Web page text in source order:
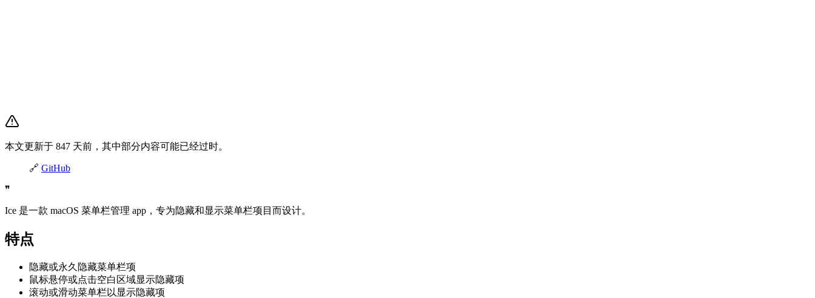
本文更新于 847 天前，其中部分内容可能已经过时。
🔗 GitHub
❞
Ice 是一款 macOS 菜单栏管理 app，专为隐藏和显示菜单栏项目而设计。
特点
隐藏或永久隐藏菜单栏项
鼠标悬停或点击空白区域显示隐藏项
滚动或滑动菜单栏以显示隐藏项